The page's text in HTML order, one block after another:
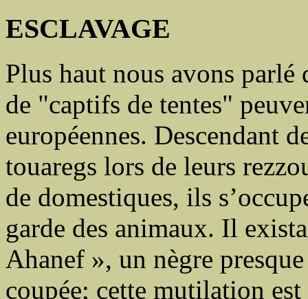
ESCLAVAGE
Plus haut nous avons parlé
de "captifs de tentes"
européennes. Descendant
touaregs lors de leurs
de domestiques, ils
garde des animaux. Il
Ahanef », un nègre
coupée; cette mutilation